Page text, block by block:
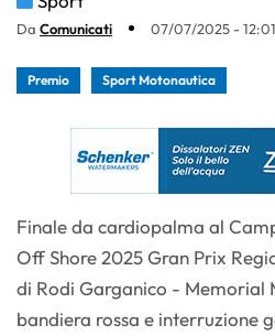
Da Comunicati 07/07/2025 - 12:01
Premio Sport Motonautica
Finale da cardiopalma al
Off Shore 2025 Gran Prix
di Rodi Garganico - Memorial
bandiera rossa e interruzione